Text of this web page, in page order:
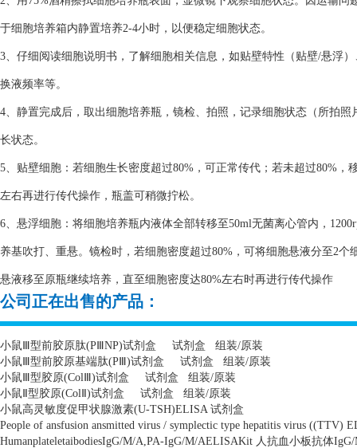
于细胞培养箱内静置培养2-4小时，以便稳定细胞状态。
3、仔细阅读细胞说明书，了解细胞相关信息，如贴壁特性（贴壁/悬浮
换液频率等。
4、静置完成后，取出细胞培养瓶，镜检、拍照，记录细胞状态（所拍
长状态。
5、贴壁细胞：若细胞生长密度超过80%，可正常传代；若未超过80%
左右再进行传代操作，瓶盖可稍微拧松。
6、悬浮细胞：将细胞培养瓶内液体全部转移至50ml无菌离心管内，
养基吹打、重悬。镜检时，若细胞密度超过80%，可将细胞悬液分至2
悬液移至原瓶继续培养，直至细胞密度达80%左右时再进行传代操作
公司正在出售的产品：
小鼠Ⅲ型前胶原肽(P NP)试剂盒 试剂盒 组装/原装
小鼠Ⅲ型前胶原基端肽(P )试剂盒 试剂盒 组装/原装
小鼠Ⅲ型胶原(Col )试剂盒 试剂盒 组装/原装
小鼠Ⅱ型胶原(Col )试剂盒 试剂盒 组装/原装
小鼠高灵敏度促甲状腺激素(U-TSH)ELISA 试剂盒
People of ansfusion ansmitted virus / symplectic type hepatitis virus ((TTV)
HumanplateletaibodiesIgG/M/A,PA-IgG/M/AELISAKit 人抗血小板抗体